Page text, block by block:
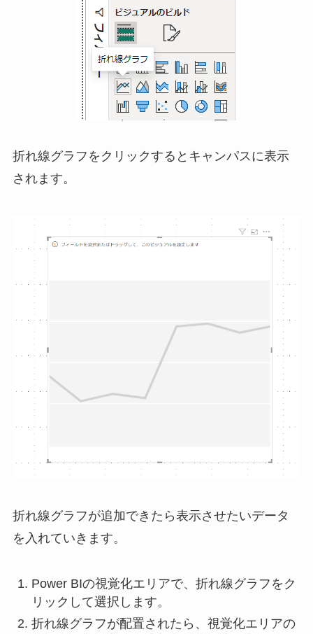
折れ線グラフをクリックするとキャンパスに表示
されます。
折れ線グラフが追加できたら表示させたいデータ
を入れていきます。
Power BIの視覚化エリアで、折れ線グラフをク
リックして選択します。
折れ線グラフが配置されたら、視覚化エリアの